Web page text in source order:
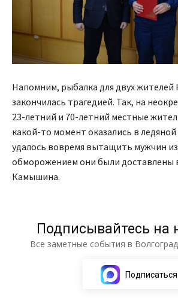
Напомним, рыбалка для двух
закончилась трагедией. Так, на
23-летний и 70-летний местные
какой-то момент оказались в
удалось вовремя вытащить мужчин из
обморожением они были доставлены
Камышина.
Подписывайтесь на
Все заметные события в
Подписаться